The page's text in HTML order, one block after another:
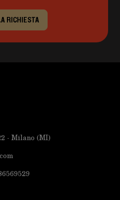
RICHIESTA
- Milano (MI)